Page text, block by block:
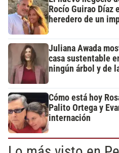
Rocío Guirao Díaz
heredero de un
Juliana Awada
casa sustentable
ningún árbol y de
Cómo está hoy
Palito Ortega y
internación